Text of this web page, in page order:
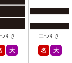
引き
大
三つ引き
名 大